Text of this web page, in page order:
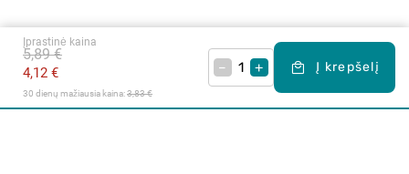
Įprastinė kaina
4,12 €
5,89 €
30 dienų mažiausia kaina: 3,83 €
– + Į krepšelį